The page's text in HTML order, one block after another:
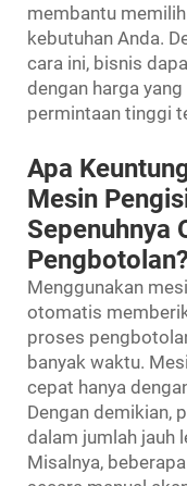
membantu
kebutuhan Anda.
cara ini, bisnis
dengan harga
permintaan tinggi
Apa
Mesin
Sepenuhnya
Pengbotolan?
Menggunakan
otomatis
proses
banyak waktu.
cepat hanya
Dengan demikian,
dalam jumlah jauh
Misalnya,